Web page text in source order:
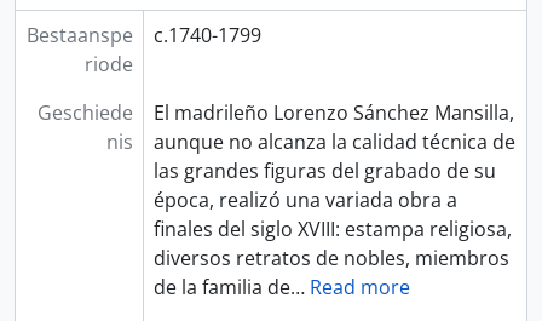
Bestaanspe
riode
c.1740-1799
Geschiede
nis
El madrileño Lorenzo Sánchez Mansilla,
aunque no alcanza la calidad técnica de
las grandes figuras del grabado de su
época, realizó una variada obra a
finales del siglo XVIII: estampa religiosa,
diversos retratos de nobles, miembros
de la familia de… Read more